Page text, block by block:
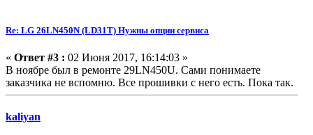
Re: LG 26LN450N (LD31T) Нужны опции сервиса
« Ответ #3 : 02 Июня 2017, 16:14:03 »
В ноябре был в ремонте 29LN450U. Сами понимаете
заказчика не вспомню. Все прошивки с него есть. Пока так.
kaliyan